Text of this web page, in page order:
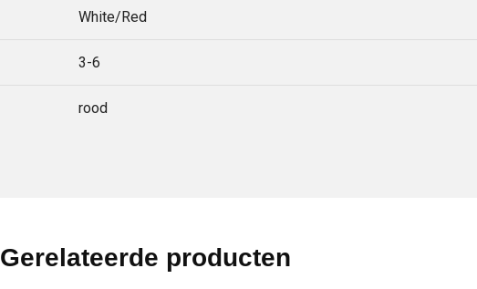
White/Red
3-6
rood
Gerelateerde producten